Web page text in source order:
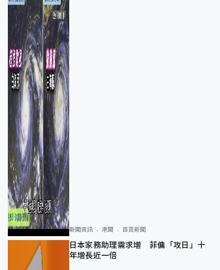
新聞資訊 港聞 首頁新聞
日本家務助理需求增 菲傭「攻日」十
年增長近一倍